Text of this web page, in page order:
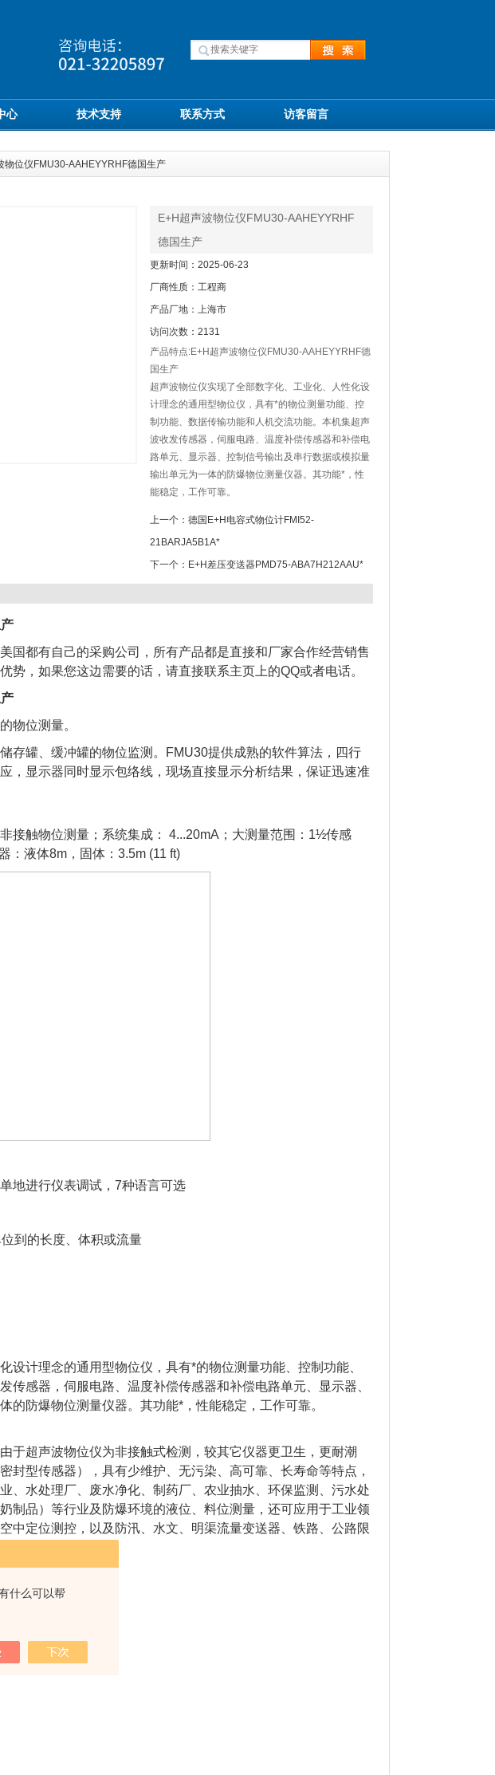
什么可以帮
心 技术支持 联系方式 访客留言
物位仪FMU30-AAHEYYRHF德国生产
E+H超声波物位仪FMU30-AAHEYYRHF
德国生产
更新时间：2025-06-23
厂商性质：工程商
产品厂地：上海市
访问次数：2131
产品特点:E+H超声波物位仪FMU30-AAHEYYRHF德
国生产
超声波物位仪实现了全部数字化、工业化、人性化设
计理念的通用型物位仪，具有*的物位测量功能、控
制功能、数据传输功能和人机交流功能。本机集超声
波收发传感器，伺服电路、温度补偿传感器和补偿电
路单元、显示器、控制信号输出及串行数据或模拟量
输出单元为一体的防爆物位测量仪器。其功能*，性
能稳定，工作可靠。
上一个： 德国E+H电容式物位计FMI52-
21BARJA5B1A*
下一个： E+H差压变送器PMD75-ABA7H212AAU*
国都有自己的采购公司，所有产品都是直接和厂家合作经营销售
势，如果您这边需要的话，请直接联系主页上的QQ或者电话。
物位测量。
存罐、缓冲罐的物位监测。FMU30提供成熟的软件算法，四行
，显示器同时显示包络线，现场直接显示分析结果，保证迅速准
接触物位测量；系统集成： 4...20mA；大测量范围：1½传感
：液体8m，固体：3.5m (11 ft)
地进行仪表调试，7种语言可选
到的长度、体积或流量
设计理念的通用型物位仪，具有*的物位测量功能、控制功能、
传感器，伺服电路、温度补偿传感器和补偿电路单元、显示器、
的防爆物位测量仪器。其功能*，性能稳定，工作可靠。
于超声波物位仪为非接触式检测，较其它仪器更卫生，更耐潮
封型传感器），具有少维护、无污染、高可靠、长寿命等特点，
、水处理厂、废水净化、制药厂、农业抽水、环保监测、污水处
制品）等行业及防爆环境的液位、料位测量，还可应用于工业领
中定位测控，以及防汛、水文、明渠流量变送器、铁路、公路限